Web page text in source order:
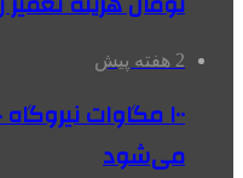
2 هفته پیش
۱۰۰ مگاوات
می‌شود